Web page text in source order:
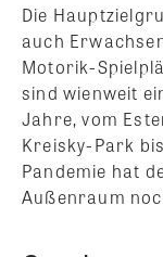
Die
auch
Motorik-
sind wienweit
Jahre, vom
Kreisky-Park
Pandemie hat
Außenraum